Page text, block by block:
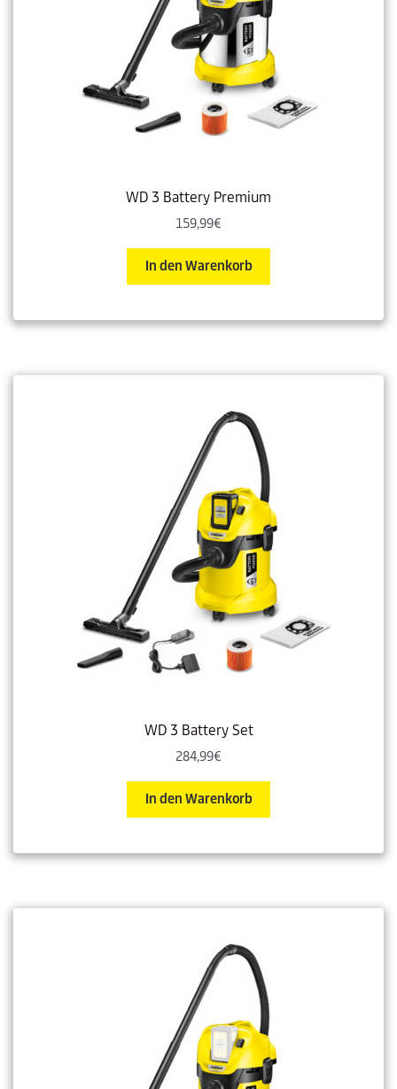
WD 3 Battery Premium
159,99€
In den Warenkorb
WD 3 Battery Set
284,99€
In den Warenkorb